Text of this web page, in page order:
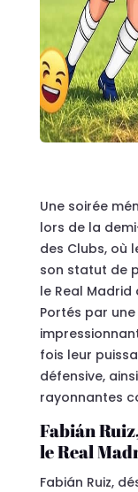
Une soirée
lors de la
des Clubs, où
son statut de
le Real
Portés par
fois leur
défensive,
rayonnantes
Fabián
le Real
Fabián Ruiz,